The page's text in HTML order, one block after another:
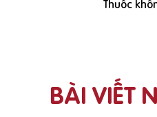
Thuốc
BÀI VIẾT